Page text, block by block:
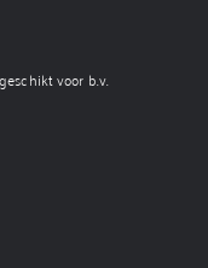
voor b.v.